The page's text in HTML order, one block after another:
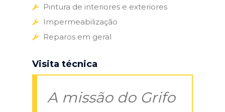
Pintura de interiores e exteriores
Impermeabilização
Reparos em geral
Visita técnica
A missão do Grifo